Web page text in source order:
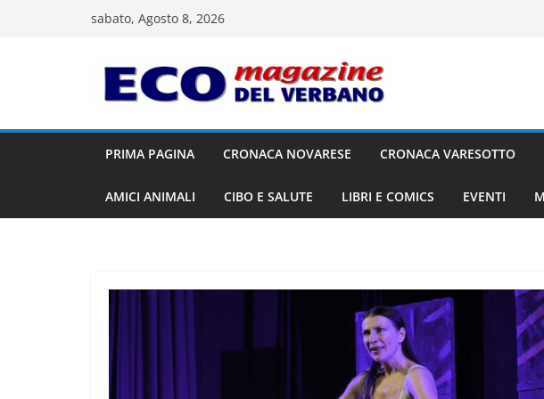
sabato, Agosto 8, 2026
PRIMA PAGINA CRONACA NOVARESE CRONACA VARESOTTO
AMICI ANIMALI CIBO E SALUTE LIBRI E COMICS EVENTI